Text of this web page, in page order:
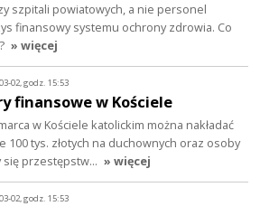
szpitali powiatowych, a nie personel
finansowy systemu ochrony zdrowia. Co
» więcej
02, godz. 15:53
finansowe w Kościele
w Kościele katolickim można nakładać
100 tys. złotych na duchownych oraz osoby
się przestępstw… » więcej
02, godz. 15:53